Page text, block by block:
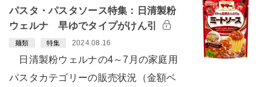
パスタ・パスタソース特集：日清製粉
ウェルナ 早ゆでタイプがけん引
麺類 特集 2024.08.16
日清製粉ウェルナの4～7月の家庭用
パスタカテゴリーの販売状況（金額ベ